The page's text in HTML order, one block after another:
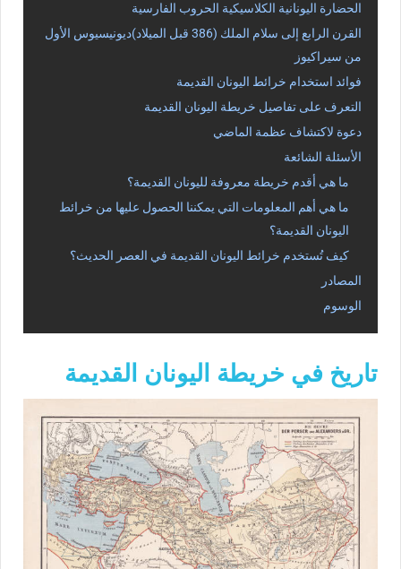
الحضارة اليونانية الكلاسيكية الحروب الفارسية
القرن الرابع إلى سلام الملك (386 قبل الميلاد)ديونيسيوس الأول
من سيراكيوز
فوائد استخدام خرائط اليونان القديمة
التعرف على تفاصيل خريطة اليونان القديمة
دعوة لاكتشاف عظمة الماضي
الأسئلة الشائعة
ما هي أقدم خريطة معروفة لليونان القديمة؟
ما هي أهم المعلومات التي يمكننا الحصول عليها من خرائط
اليونان القديمة؟
كيف تُستخدم خرائط اليونان القديمة في العصر الحديث؟
المصادر
الوسوم
تاريخ في خريطة اليونان القديمة